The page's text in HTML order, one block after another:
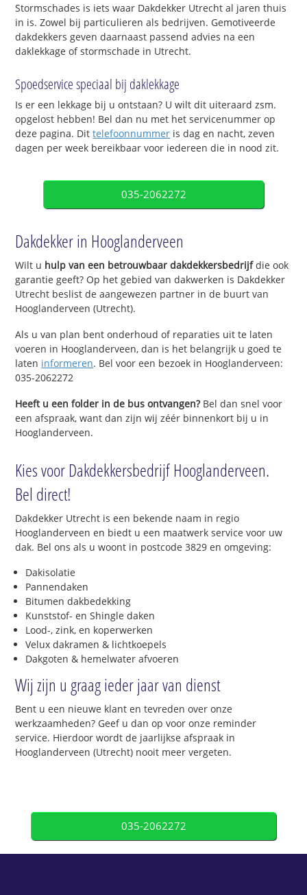
Stormschades is iets waar Dakdekker Utrecht al jaren thuis
in is. Zowel bij particulieren als bedrijven. Gemotiveerde
dakdekkers geven daarnaast passend advies na een
daklekkage of stormschade in Utrecht.
Spoedservice speciaal bij daklekkage
Is er een lekkage bij u ontstaan? U wilt dit uiteraard zsm.
opgelost hebben! Bel dan nu met het servicenummer op
deze pagina. Dittelefoonnummer is dag en nacht, zeven
dagen per week bereikbaar voor iedereen die in nood zit.
035-2062272
Dakdekker in Hooglanderveen
Wilt u hulp van een betrouwbaar dakdekkersbedrijfdie ook
garantie geeft? Op het gebied van dakwerken is Dakdekker
Utrecht beslist de aangewezen partner in de buurt van
Hooglanderveen (Utrecht).
Als u van plan bent onderhoud of reparaties uit te laten
voeren in Hooglanderveen, dan is het belangrijk u goed te
laten informeren. Bel voor een bezoek in Hooglanderveen:
035-2062272
Heeft u een folder in de bus ontvangen?Bel dan snel voor
een afspraak, want dan zijn wij zéér binnenkort bij u in
Hooglanderveen.
Kies voor Dakdekkersbedrijf Hooglanderveen.
Bel direct!
Dakdekker Utrecht is een bekende naam in regio
Hooglanderveen en biedt u een maatwerk service voor uw
dak. Bel ons als u woont in postcode 3829 en omgeving:
Dakisolatie
Pannendaken
Bitumen dakbedekking
Kunststof- en Shingle daken
Lood-, zink, en koperwerken
Velux dakramen & lichtkoepels
Dakgoten & hemelwater afvoeren
Wij zijn u graag ieder jaar van dienst
Bent u een nieuwe klant en tevreden over onze
werkzaamheden? Geef u dan op voor onze reminder
service. Hierdoor wordt de jaarlijkse afspraak in
Hooglanderveen (Utrecht) nooit meer vergeten.
035-2062272